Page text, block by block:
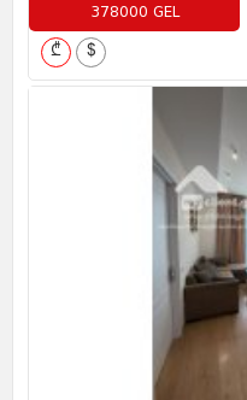
378000 GEL
₾ $